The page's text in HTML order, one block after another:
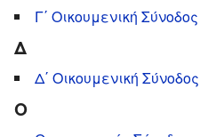
Γ΄ Οικουμενική Σύνοδος
Δ
Δ΄ Οικουμενική Σύνοδος
Ο